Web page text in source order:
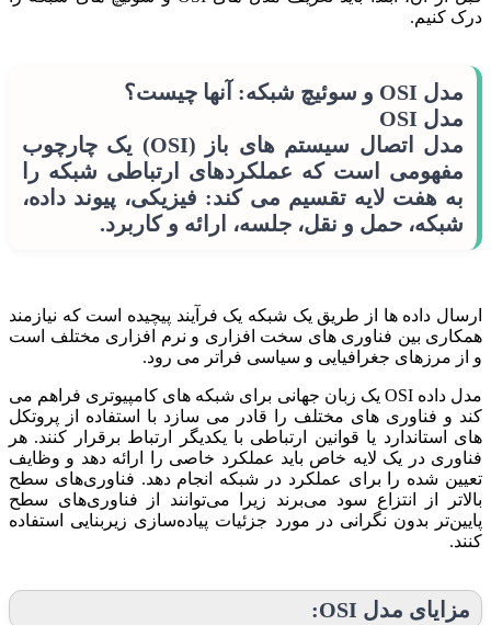
درک کنیم.
مدل OSI و سوئیچ شبکه: آنها چیست؟
مدل OSI
مدل اتصال سیستم های باز (OSI) یک چارچوب
مفهومی است که عملکردهای ارتباطی شبکه را
به هفت لایه تقسیم می کند: فیزیکی، پیوند داده،
شبکه، حمل و نقل، جلسه، ارائه و کاربرد.
ارسال داده ها از طریق یک شبکه یک فرآیند پیچیده است که نیازمند
همکاری بین فناوری های سخت افزاری و نرم افزاری مختلف است
و از مرزهای جغرافیایی و سیاسی فراتر می رود.
مدل داده OSI یک زبان جهانی برای شبکه های کامپیوتری فراهم می
کند و فناوری های مختلف را قادر می سازد با استفاده از پروتکل
های استاندارد یا قوانین ارتباطی با یکدیگر ارتباط برقرار کنند. هر
فناوری در یک لایه خاص باید عملکرد خاصی را ارائه دهد و وظایف
تعیین شده را برای عملکرد در شبکه انجام دهد. فناوری‌های سطح
بالاتر از انتزاع سود می‌برند زیرا می‌توانند از فناوری‌های سطح
پایین‌تر بدون نگرانی در مورد جزئیات پیاده‌سازی زیربنایی استفاده
کنند.
مزایای مدل OSI: